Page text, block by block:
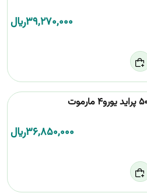
39,270,000﷼
36,850,000﷼